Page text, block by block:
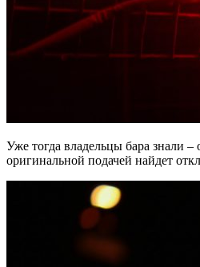
Уже тогда владельцы бара знали
оригинальной подачей найдет